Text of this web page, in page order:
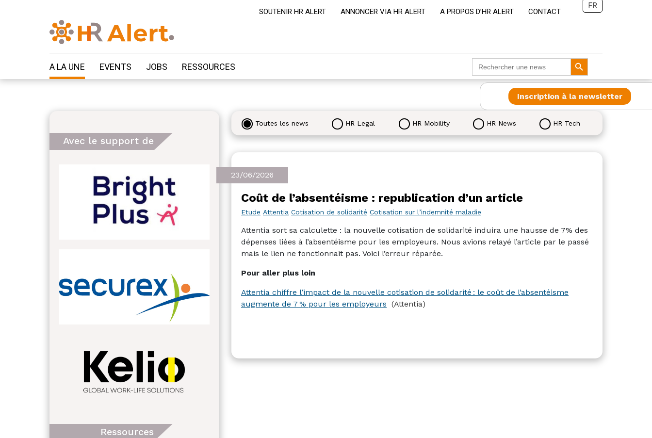
SOUTENIR HR ALERT ANNONCER VIA HR ALERT A PROPOS D’HR ALERT CONTACT
FR
A LA UNE EVENTS JOBS RESSOURCES
Search
for:
Search Button
Avec le support de
Ressources
Inscription à la newsletter
Toutes les news HR Legal HR Mobility HR News HR Tech
23/06/2026
Coût de l’absentéisme : republication d’un article
Etude Attentia Cotisation de solidarité Cotisation sur l’indemnité maladie
Attentia sort sa calculette : la nouvelle cotisation de solidarité induira une hausse de 7% des
dépenses liées à l’absentéisme pour les employeurs. Nous avions relayé l’article par le passé
mais le lien ne fonctionnait pas. Voici l’erreur réparée.
Pour aller plus loin
Attentia chiffre l’impact de la nouvelle cotisation de solidarité : le coût de l’absentéisme
augmente de 7 % pour les employeurs (Attentia)